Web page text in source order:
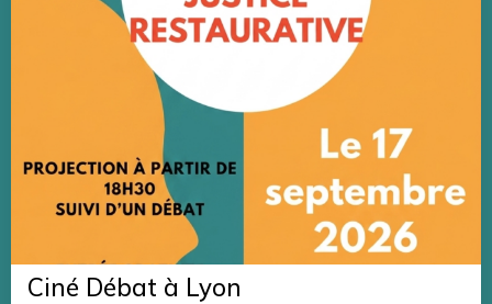
Ciné Débat à Lyon